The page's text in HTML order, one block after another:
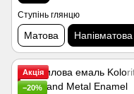
Ступінь глянцю
Матова Напівматова
Акція
−20%